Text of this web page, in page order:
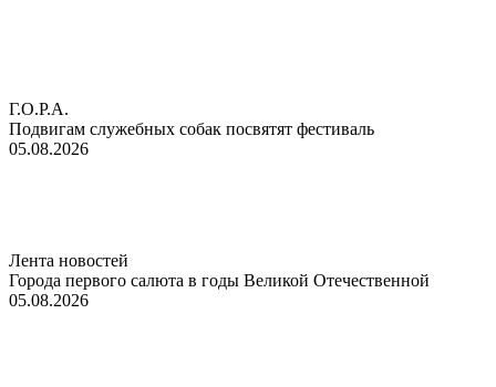
Г.О.Р.А.
Подвигам служебных собак посвятят фестиваль
05.08.2026
Лента новостей
Города первого салюта в годы Великой Отечественной
05.08.2026